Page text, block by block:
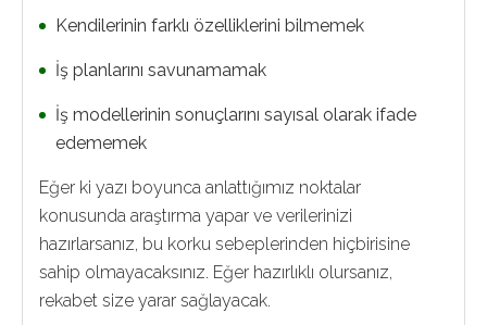
Kendilerinin farklı özelliklerini bilmemek
İş planlarını savunamamak
İş modellerinin sonuçlarını sayısal olarak ifade
edememek
Eğer ki yazı boyunca anlattığımız noktalar
konusunda araştırma yapar ve verilerinizi
hazırlarsanız, bu korku sebeplerinden hiçbirisine
sahip olmayacaksınız. Eğer hazırlıklı olursanız,
rekabet size yarar sağlayacak.